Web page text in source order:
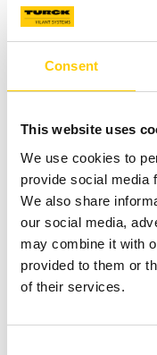
Consent
This website uses
We use cookies to
provide social media
We also share
our social media,
may combine it with
provided to them or
of their services.